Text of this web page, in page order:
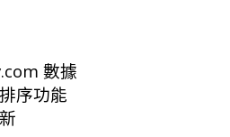
數據
序功能